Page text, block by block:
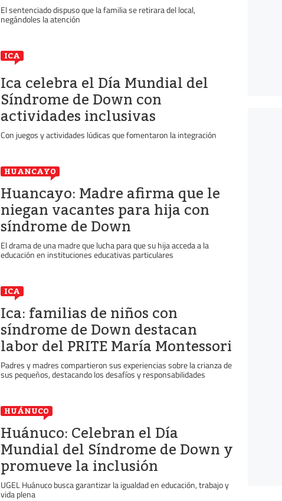
El sentenciado dispuso que la familia se retirara del local,
negándoles la atención
ICA
Ica celebra el Día Mundial del
Síndrome de Down con
actividades inclusivas
Con juegos y actividades lúdicas que fomentaron la integración
HUANCAYO
Huancayo: Madre afirma que le
niegan vacantes para hija con
síndrome de Down
El drama de una madre que lucha para que su hija acceda a la
educación en instituciones educativas particulares
ICA
Ica: familias de niños con
síndrome de Down destacan
labor del PRITE María Montessori
Padres y madres compartieron sus experiencias sobre la crianza de
sus pequeños, destacando los desafíos y responsabilidades
HUÁNUCO
Huánuco: Celebran el Día
Mundial del Síndrome de Down y
promueve la inclusión
UGEL Huánuco busca garantizar la igualdad en educación, trabajo y
vida plena